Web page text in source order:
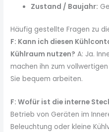
Zustand / Baujahr:
Häufig gestellte Fragen zu
F: Kann ich diesen
Kühlraum nutzen? A: Ja.
machen ihn zum
Sie bequem arbeiten.
F: Wofür ist die interne
Betrieb von Geräten im
Beleuchtung oder kleine